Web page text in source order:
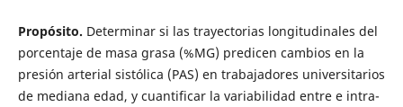
Propósito. Determinar si las trayectorias longitudinales del
porcentaje de masa grasa (%MG) predicen cambios en la
presión arterial sistólica (PAS) en trabajadores universitarios
de mediana edad, y cuantificar la variabilidad entre e intra-